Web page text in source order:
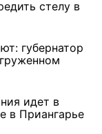
стелу в
губернатор
идет в
в Приангарье